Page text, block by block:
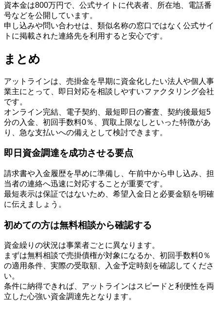
資本金は800万円で、公式サイトに代表者、所在地、電話番
号などを公開しています。
申し込みや問い合わせは、類似名称の窓口ではなく公式サイ
トに掲載された連絡先を利用すると安心です。
まとめ
アットラインは、売掛金を早期に資金化したい法人や個人事
業主にとって、即日対応を相談しやすいファクタリング会社
です。
オンライン完結、電子契約、最短即日の審査、契約後最短5
分の入金、初回手数料0％、買取上限なしといった特徴があ
り、急な支払いへの備えとして検討できます。
即日資金調達を成功させる要点
請求書や入金履歴を早めに準備し、午前中から申し込み、担
当者の連絡へ迅速に対応することが重要です。
最短表示は保証ではないため、希望入金日と必要金額を明確
に伝えましょう。
初めての方は無料相談から確認する
資金繰りの状況は事業者ごとに異なります。
まずは無料相談で売掛債権が対象になるか、初回手数料0％
の適用条件、実際の受取額、入金予定時刻を確認してくださ
い。
条件に納得できれば、アットラインはスピードと利便性を両
立した心強い資金調達先となります。